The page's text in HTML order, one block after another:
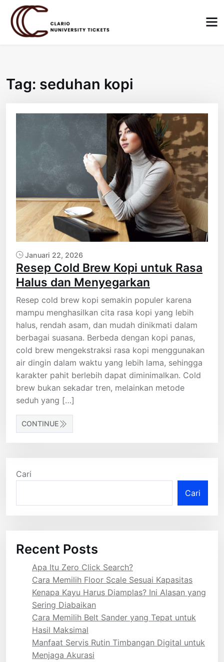
content
Tag: seduhan kopi
Januari 22, 2026
Resep Cold Brew Kopi untuk Rasa
Halus dan Menyegarkan
Resep cold brew kopi semakin populer karena
mampu menghasilkan cita rasa kopi yang lebih
halus, rendah asam, dan mudah dinikmati dalam
berbagai suasana. Berbeda dengan kopi panas,
cold brew mengekstraksi rasa kopi menggunakan
air dingin dalam waktu yang lebih lama, sehingga
karakter pahit berlebih dapat diminimalkan. Cold
brew bukan sekadar tren, melainkan metode
seduh yang […]
CONTINUE
Cari
Cari
Recent Posts
Apa Itu Zero Click Search?
Cara Memilih Floor Scale Sesuai Kapasitas
Kenapa Kayu Harus Diamplas? Ini Alasan yang
Sering Diabaikan
Cara Memilih Belt Sander yang Tepat untuk
Hasil Maksimal
Manfaat Servis Rutin Timbangan Digital untuk
Menjaga Akurasi